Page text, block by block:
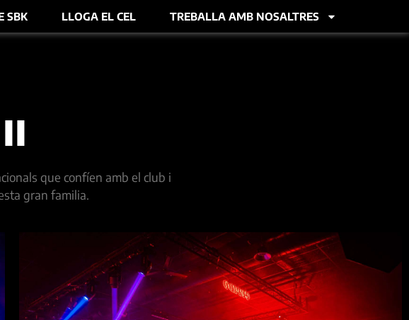
SBK LLOGA EL CEL TREBALLA AMB NOSALTRES
que confíen amb el club i
gran familia.